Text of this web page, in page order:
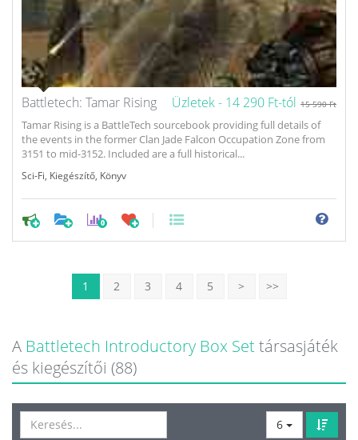
Üzletek - 14 290 Ft-tól 15 590 Ft
Battletech: Tamar Rising
Tamar Rising is a BattleTech sourcebook providing full details of
the events in the former Clan Jade Falcon Occupation Zone from
3151 to mid-3152. Included are a full historical...
Sci-Fi Kiegészítő Könyv
0
1 2 3 4 5 > >>
A Battletech Introductory Box Settársasjáték
és kiegészítői (88)
6